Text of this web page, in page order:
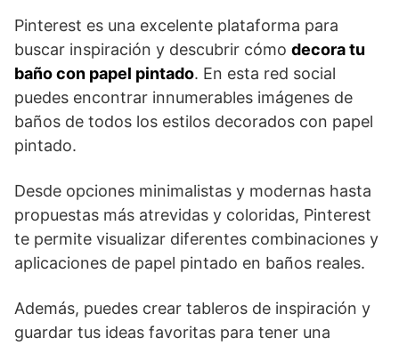
Pinterest es una excelente plataforma para
buscar inspiración y descubrir cómo decora tu
baño con papel pintado. En esta red social
puedes encontrar innumerables imágenes de
baños de todos los estilos decorados con papel
pintado.
Desde opciones minimalistas y modernas hasta
propuestas más atrevidas y coloridas, Pinterest
te permite visualizar diferentes combinaciones y
aplicaciones de papel pintado en baños reales.
Además, puedes crear tableros de inspiración y
guardar tus ideas favoritas para tener una